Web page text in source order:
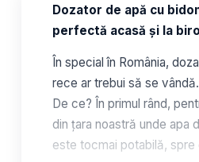
Dozator de apă cu
perfectă acasă și la
În special în România,
rece ar trebui să se
De ce? În primul rând,
din țara noastră unde apa
este tocmai potabilă,